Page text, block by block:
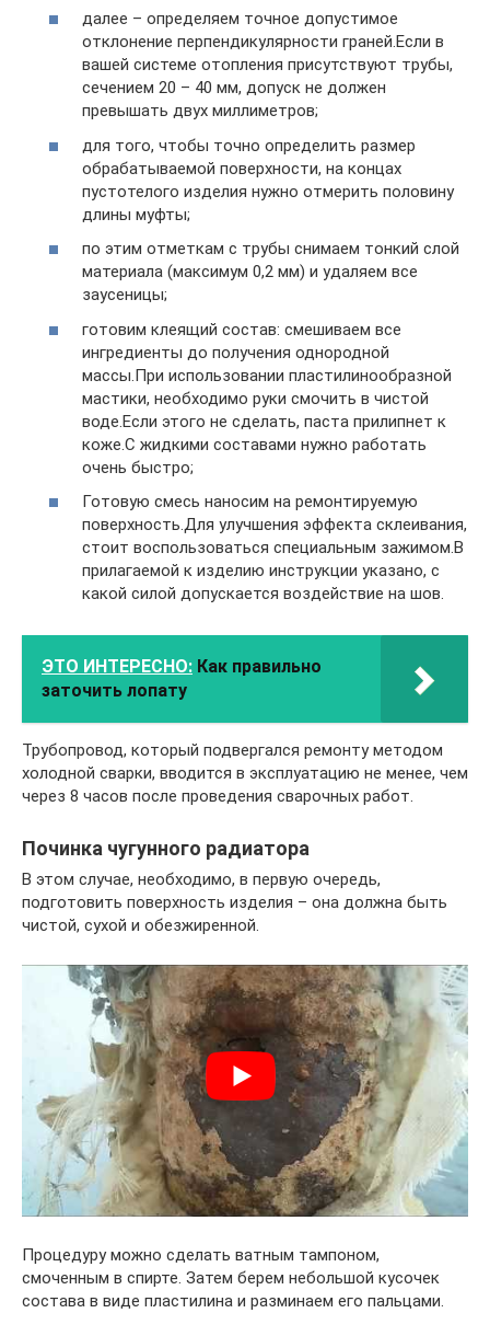
далее – определяем точное допустимое
отклонение перпендикулярности граней.Если в
вашей системе отопления присутствуют трубы,
сечением 20 – 40 мм, допуск не должен
превышать двух миллиметров;
для того, чтобы точно определить размер
обрабатываемой поверхности, на концах
пустотелого изделия нужно отмерить половину
длины муфты;
по этим отметкам с трубы снимаем тонкий слой
материала (максимум 0,2 мм) и удаляем все
заусеницы;
готовим клеящий состав: смешиваем все
ингредиенты до получения однородной
массы.При использовании пластилинообразной
мастики, необходимо руки смочить в чистой
воде.Если этого не сделать, паста прилипнет к
коже.С жидкими составами нужно работать
очень быстро;
Готовую смесь наносим на ремонтируемую
поверхность.Для улучшения эффекта склеивания,
стоит воспользоваться специальным зажимом.В
прилагаемой к изделию инструкции указано, с
какой силой допускается воздействие на шов.
ЭТО ИНТЕРЕСНО: Как правильно
заточить лопату
Трубопровод, который подвергался ремонту методом
холодной сварки, вводится в эксплуатацию не менее, чем
через 8 часов после проведения сварочных работ.
Починка чугунного радиатора
В этом случае, необходимо, в первую очередь,
подготовить поверхность изделия – она должна быть
чистой, сухой и обезжиренной.
Процедуру можно сделать ватным тампоном,
смоченным в спирте. Затем берем небольшой кусочек
состава в виде пластилина и разминаем его пальцами.